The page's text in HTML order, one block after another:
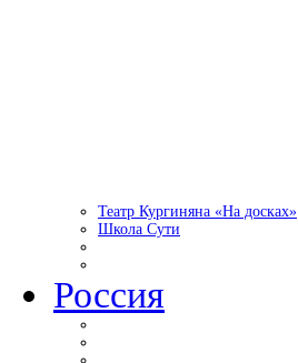
Театр Кургиняна «На досках»
Школа Сути
Россия